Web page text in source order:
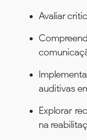
Avaliar
auditivas
Explorar
na